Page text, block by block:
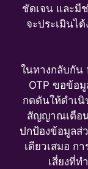
ชัดเจน และมี
จะประเมินไ
ในทางกลับกัน
OTP ขอข้อ
กดดันให้ดำเนิ
สัญญาณเตือน
ปกป้องข้อมูลส่
เดียวเสมอ ก
เสี่ยงที่